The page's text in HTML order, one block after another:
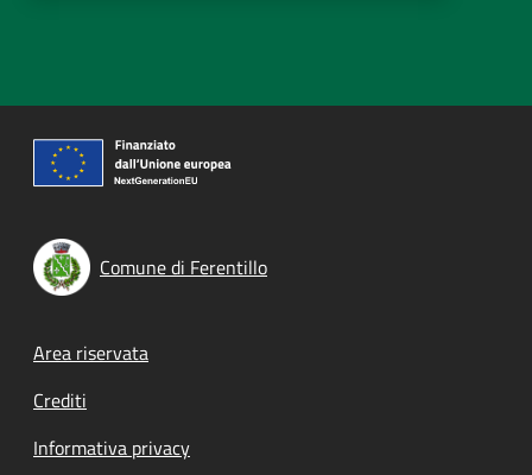
Comune di Ferentillo
Footer menu
Area riservata
Crediti
Informativa privacy